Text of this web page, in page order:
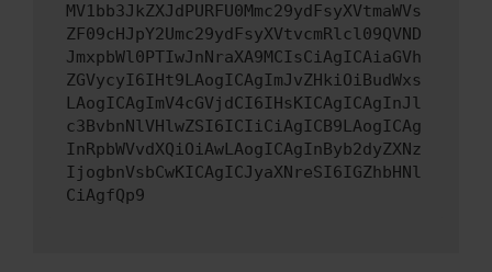
MV1bb3JkZXJdPURFU0Mmc29ydFsyXVtmaWVs
ZF09cHJpY2Umc29ydFsyXVtvcmRlcl09QVND
JmxpbWl0PTIwJnNraXA9MCIsCiAgICAiaGVh
ZGVycyI6IHt9LAogICAgImJvZHkiOiBudWxs
LAogICAgImV4cGVjdCI6IHsKICAgICAgInJl
c3BvbnNlVHlwZSI6ICIiCiAgICB9LAogICAg
InRpbWVvdXQiOiAwLAogICAgInByb2dyZXNz
IjogbnVsbCwKICAgICJyaXNreSI6IGZhbHNl
CiAgfQp9